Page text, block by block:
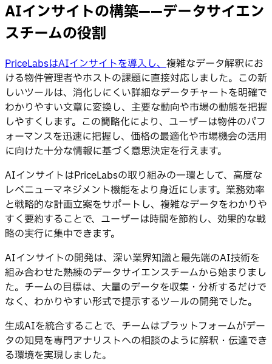
AIインサイトの構築——データサイエン
スチームの役割
PriceLabsはAIインサイトを導入し、複雑なデータ解釈にお
ける物件管理者やホストの課題に直接対応しました。この新
しいツールは、消化しにくい詳細なデータチャートを明確で
わかりやすい文章に変換し、主要な動向や市場の動態を把握
しやすくします。この簡略化により、ユーザーは物件のパフ
ォーマンスを迅速に把握し、価格の最適化や市場機会の活用
に向けた十分な情報に基づく意思決定を行えます。
AIインサイトはPriceLabsの取り組みの一環として、高度な
レベニューマネジメント機能をより身近にします。業務効率
と戦略的な計画立案をサポートし、複雑なデータをわかりや
すく要約することで、ユーザーは時間を節約し、効果的な戦
略の実行に集中できます。
AIインサイトの開発は、深い業界知識と最先端のAI技術を
組み合わせた熟練のデータサイエンスチームから始まりまし
た。チームの目標は、大量のデータを収集・分析するだけで
なく、わかりやすい形式で提示するツールの開発でした。
生成AIを統合することで、チームはプラットフォームがデー
タの知見を専門アナリストへの相談のように解釈・伝達でき
る環境を実現しました。